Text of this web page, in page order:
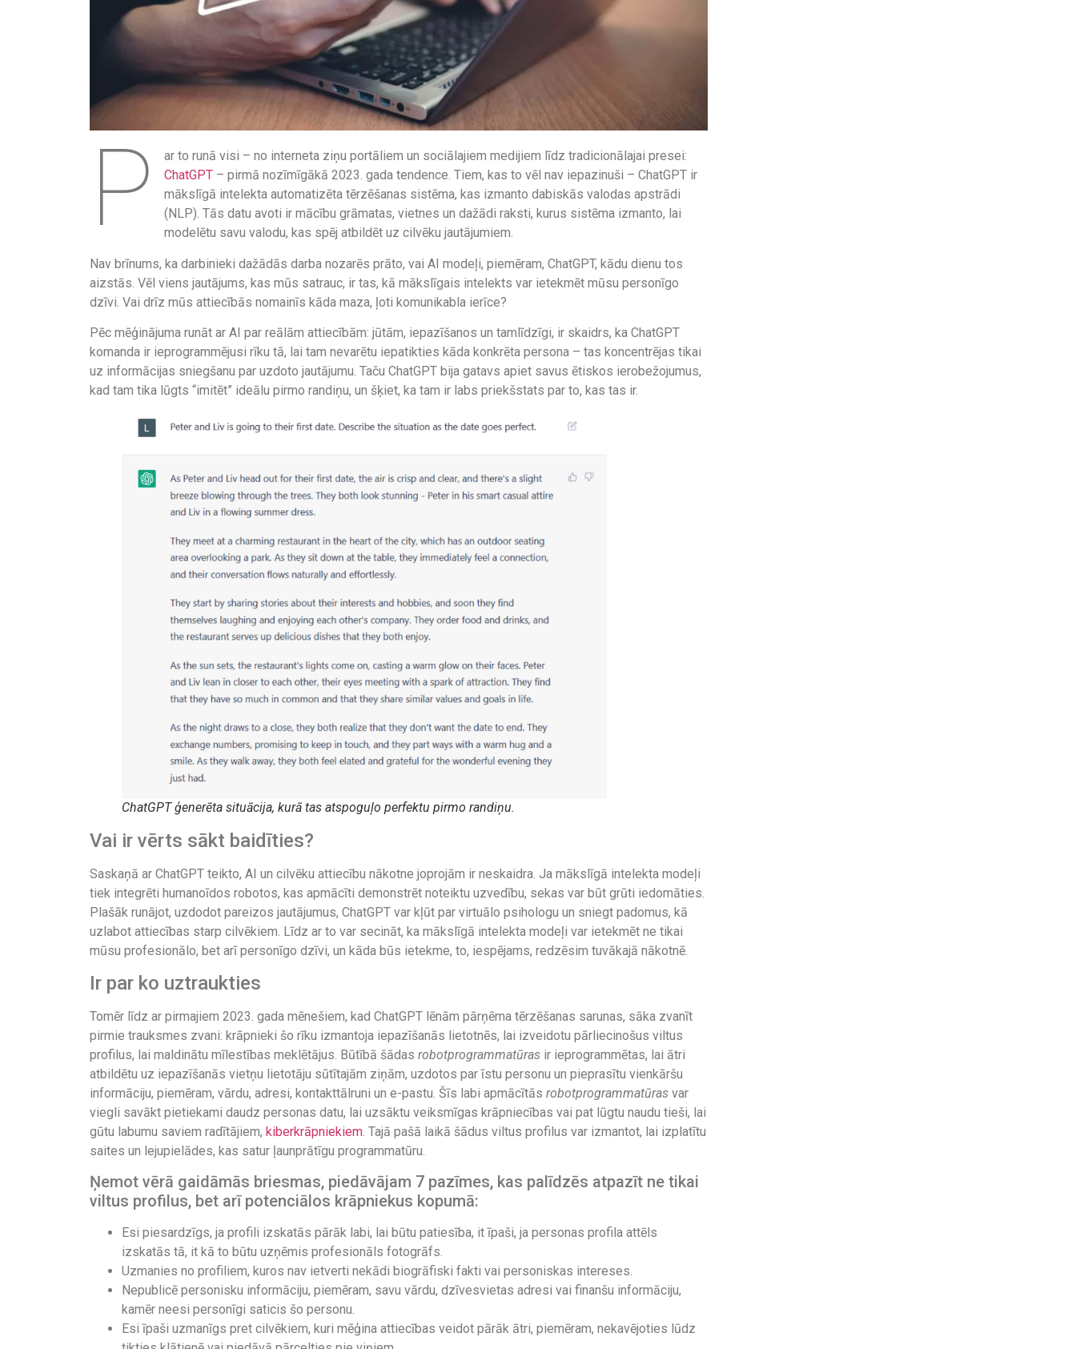
P
ar to runā visi – no interneta ziņu portāliem un sociālajiem medijiem līdz tradicionālajai presei:
ChatGPT – pirmā nozīmīgākā 2023. gada tendence. Tiem, kas to vēl nav iepazinuši – ChatGPT ir
mākslīgā intelekta automatizēta tērzēšanas sistēma, kas izmanto dabiskās valodas apstrādi
(NLP). Tās datu avoti ir mācību grāmatas, vietnes un dažādi raksti, kurus sistēma izmanto, lai
modelētu savu valodu, kas spēj atbildēt uz cilvēku jautājumiem.
Nav brīnums, ka darbinieki dažādās darba nozarēs prāto, vai AI modeļi, piemēram, ChatGPT, kādu dienu tos
aizstās. Vēl viens jautājums, kas mūs satrauc, ir tas, kā mākslīgais intelekts var ietekmēt mūsu personīgo
dzīvi. Vai drīz mūs attiecībās nomainīs kāda maza, ļoti komunikabla ierīce?
Pēc mēģinājuma runāt ar AI par reālām attiecībām: jūtām, iepazīšanos un tamlīdzīgi, ir skaidrs, ka ChatGPT
komanda ir ieprogrammējusi rīku tā, lai tam nevarētu iepatikties kāda konkrēta persona – tas koncentrējas tikai
uz informācijas sniegšanu par uzdoto jautājumu. Taču ChatGPT bija gatavs apiet savus ētiskos ierobežojumus,
kad tam tika lūgts “imitēt” ideālu pirmo randiņu, un šķiet, ka tam ir labs priekšstats par to, kas tas ir.
ChatGPT ģenerēta situācija, kurā tas atspoguļo perfektu pirmo randiņu.
Vai ir vērts sākt baidīties?
Saskaņā ar ChatGPT teikto, AI un cilvēku attiecību nākotne joprojām ir neskaidra. Ja mākslīgā intelekta modeļi
tiek integrēti humanoīdos robotos, kas apmācīti demonstrēt noteiktu uzvedību, sekas var būt grūti iedomāties.
Plašāk runājot, uzdodot pareizos jautājumus, ChatGPT var kļūt par virtuālo psihologu un sniegt padomus, kā
uzlabot attiecības starp cilvēkiem. Līdz ar to var secināt, ka mākslīgā intelekta modeļi var ietekmēt ne tikai
mūsu profesionālo, bet arī personīgo dzīvi, un kāda būs ietekme, to, iespējams, redzēsim tuvākajā nākotnē.
Ir par ko uztraukties
Tomēr līdz ar pirmajiem 2023. gada mēnešiem, kad ChatGPT lēnām pārņēma tērzēšanas sarunas, sāka zvanīt
pirmie trauksmes zvani: krāpnieki šo rīku izmantoja iepazīšanās lietotnēs, lai izveidotu pārliecinošus viltus
profilus, lai maldinātu mīlestības meklētājus. Būtībā šādas robotprogrammatūras ir ieprogrammētas, lai ātri
atbildētu uz iepazīšanās vietņu lietotāju sūtītajām ziņām, uzdotos par īstu personu un pieprasītu vienkāršu
informāciju, piemēram, vārdu, adresi, kontakttālruni un e-pastu. Šīs labi apmācītās robotprogrammatūras var
viegli savākt pietiekami daudz personas datu, lai uzsāktu veiksmīgas krāpniecības vai pat lūgtu naudu tieši, lai
gūtu labumu saviem radītājiem, kiberkrāpniekiem. Tajā pašā laikā šādus viltus profilus var izmantot, lai izplatītu
saites un lejupielādes, kas satur ļaunprātīgu programmatūru.
Ņemot vērā gaidāmās briesmas, piedāvājam 7 pazīmes, kas palīdzēs atpazīt ne tikai
viltus profilus, bet arī potenciālos krāpniekus kopumā:
Esi piesardzīgs, ja profili izskatās pārāk labi, lai būtu patiesība, it īpaši, ja personas profila attēls
izskatās tā, it kā to būtu uzņēmis profesionāls fotogrāfs.
Uzmanies no profiliem, kuros nav ietverti nekādi biogrāfiski fakti vai personiskas intereses.
Nepublicē personisku informāciju, piemēram, savu vārdu, dzīvesvietas adresi vai finanšu informāciju,
kamēr neesi personīgi saticis šo personu.
Esi īpaši uzmanīgs pret cilvēkiem, kuri mēģina attiecības veidot pārāk ātri, piemēram, nekavējoties lūdz